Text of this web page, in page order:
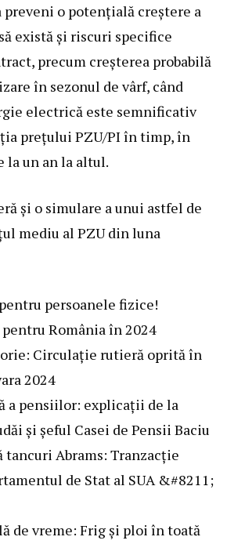
o potențială creștere a
există și riscuri specifice
precum creșterea probabilă
în sezonul de vârf, când
electrică este semnificativ
prețului PZU/PI în timp, în
la un an la altul.
și o simulare a unui astfel de
mediu al PZU din luna
persoanele fizice!
România în 2024
Circulație rutieră oprită în
2024
a pensiilor: explicații de la
și șeful Casei de Pensii Baciu
tancuri Abrams: Tranzacție
de Stat al SUA &#8211;
de vreme: Frig și ploi în toată